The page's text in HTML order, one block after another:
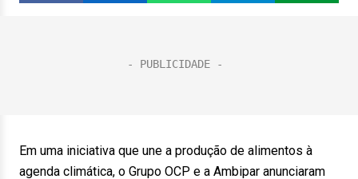
Em uma iniciativa que une a produção de alimentos à
agenda climática, o Grupo OCP e a Ambipar anunciaram